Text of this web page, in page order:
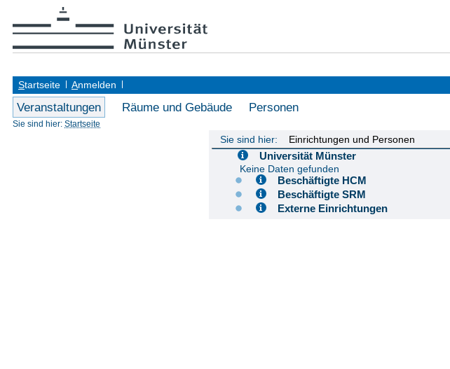
Startseite Anmelden
Veranstaltungen Räume und Gebäude Personen
Sie sind hier: Startseite
Sie sind hier: Einrichtungen und Personen
Universität Münster
Keine Daten gefunden
Beschäftigte HCM
Beschäftigte SRM
Externe Einrichtungen